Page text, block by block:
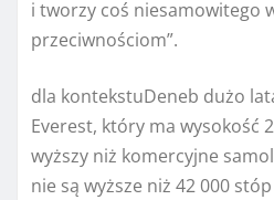
i tworzy coś niesamowitego
przeciwnościom”.
dla kontekstuDeneb dużo
Everest, który ma wysokość
wyższy niż komercyjne
nie są wyższe niż 42 000